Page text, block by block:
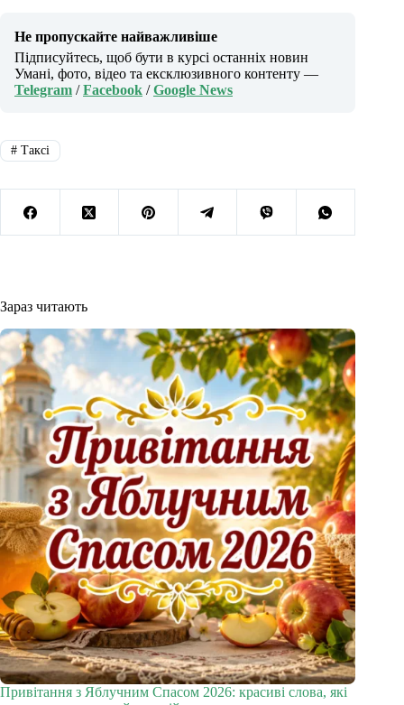
Не пропускайте найважливіше
Підписуйтесь, щоб бути в курсі останніх новин
Умані, фото, відео та ексклюзивного контенту —
Telegram /Facebook /Google News
#Таксі
Зараз читають
Привітання з Яблучним Спасом 2026: красиві слова, які